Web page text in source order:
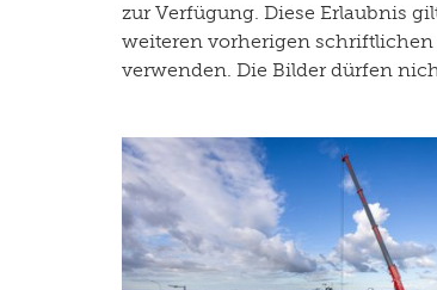
zur Verfügung. Diese Erlaubnis
weiteren vorherigen schriftlichen
verwenden. Die Bilder dürfen